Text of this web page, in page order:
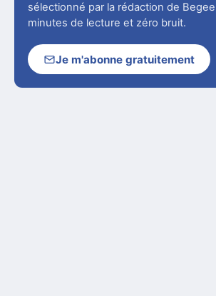
sélectionné par la rédaction de
minutes de lecture et zéro bruit.
Je m'abonne gratuitement